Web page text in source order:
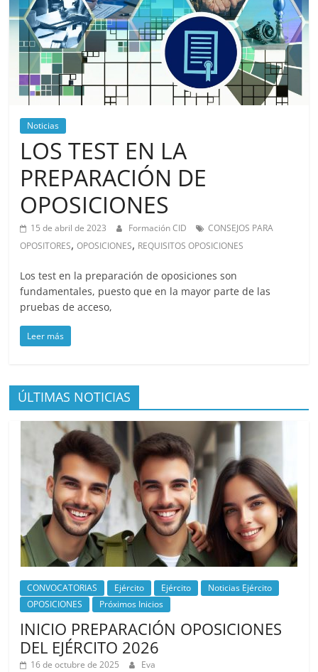
Noticias
LOS TEST EN LA
PREPARACIÓN DE
OPOSICIONES
15 de abril de 2023 Formación CID
CONSEJOS PARA
OPOSITORES,OPOSICIONES, REQUISITOS OPOSICIONES
Los test en la preparación de oposiciones son
fundamentales, puesto que en la mayor parte de las
pruebas de acceso,
Leer más
ÚLTIMAS NOTICIAS
CONVOCATORIAS Ejército Ejército
Noticias Ejército
OPOSICIONES
Próximos Inicios
INICIO PREPARACIÓN OPOSICIONES
DEL EJÉRCITO 2026
16 de octubre de 2025 Eva